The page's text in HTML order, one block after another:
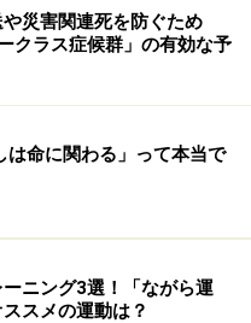
の総称です。太もも裏の
太もも裏後面＝ハムス
ないでしょう。ハムスト
骨についている二関節
節にまたがってついてい
ばしや膝関節を曲げた
す。そのため、歩く、走
ムストリングスを使う
災害関連死を防ぐため
クラス症候群」の有効な予
は命に関わる」って本当で
ニング3選！「ながら運
スメの運動は？